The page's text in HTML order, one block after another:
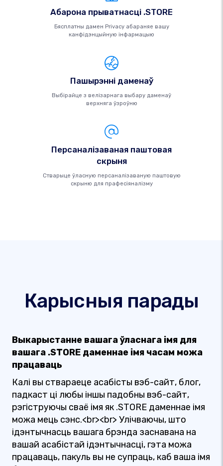
Абарона прыватнасці .STORE
Бясплатны дамен Privacy абараняе вашу
канфідэнцыйную інфармацыю
Пашырэнні даменаў
Выбірайце з велізарнага выбару даменаў
верхняга ўзроўню
Персаналізаваная паштовая
скрыня
Стварыце ўласную персаналізаваную паштовую
скрыню для прафесіяналізму
Карысныя парады
Выкарыстанне вашага ўласнага імя для
вашага .STORE даменнае імя часам можа
працаваць
Калі вы ствараеце асабісты вэб-сайт, блог,
падкаст ці любы іншы падобны вэб-сайт,
рэгіструючы сваё імя як .STORE даменнае імя
можа мець сэнс.<br><br> Улічваючы, што
ідэнтычнасць вашага брэнда заснавана на
вашай асабістай ідэнтычнасці, гэта можа
працаваць, пакуль вы не супраць, каб ваша імя